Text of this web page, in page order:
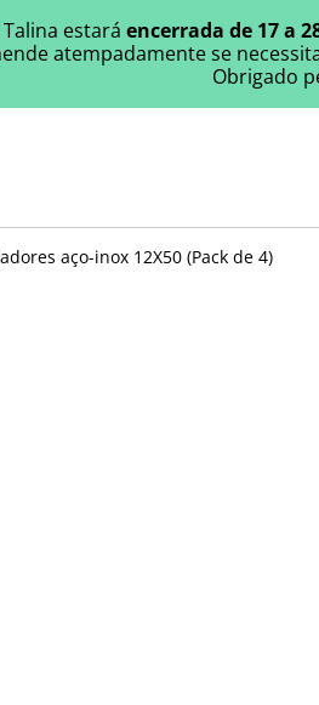
Talina estará encerrada de 17 a
atempadamente se
Obrigado
aço-inox 12X50 (Pack de 4)